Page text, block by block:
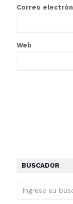
Correo
Web
BUSCADOR